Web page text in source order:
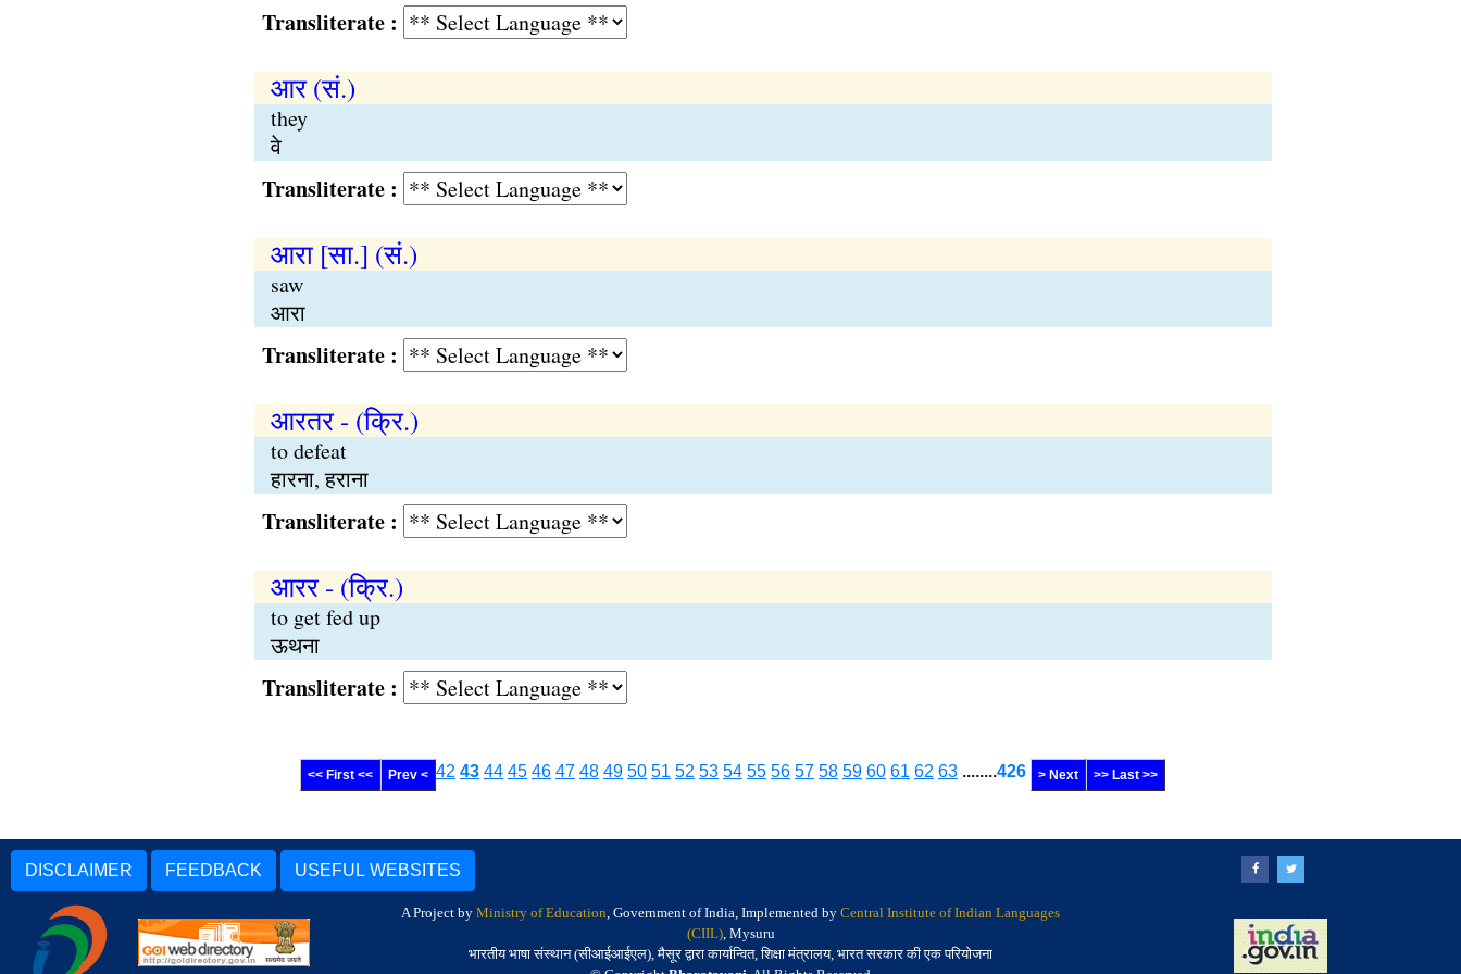
Transliterate :
आर (सं.)
they
वे
Transliterate :
आरा [सा.] (सं.)
saw
आरा
Transliterate :
आरतर - (क्रि.)
to defeat
हारना, हराना
Transliterate :
आरर - (क्रि.)
to get fed up
ऊथना
Transliterate :
<< First << Prev < 42 43 44 45 46 47 48 49 50 51 52 53 54 55 56 57 58 59 60 61 62 63 ........426 > Next >> Last >>
DISCLAIMER FEEDBACK USEFUL WEBSITES
A Project by Ministry of Education, Government of India, Implemented by Central Institute of Indian Languages
(CIIL), Mysuru
भारतीय भाषा संस्थान (सीआईआईएल), मैसूर द्वारा कार्यान्वित, शिक्षा मंत्रालय, भारत सरकार की एक परियोजना